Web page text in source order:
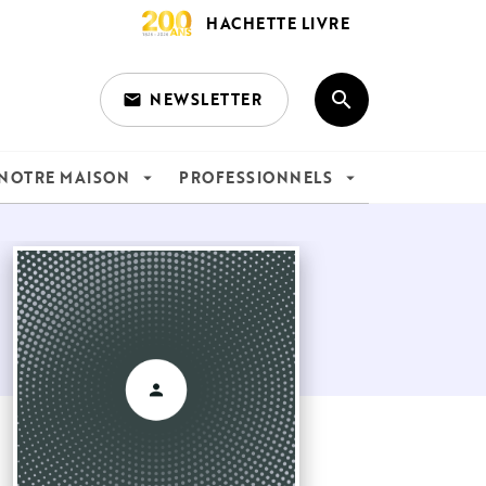
HACHETTE LIVRE
email NEWSLETTER search
MAISON arrow_drop_down PROFESSIONNELS arrow_drop_down